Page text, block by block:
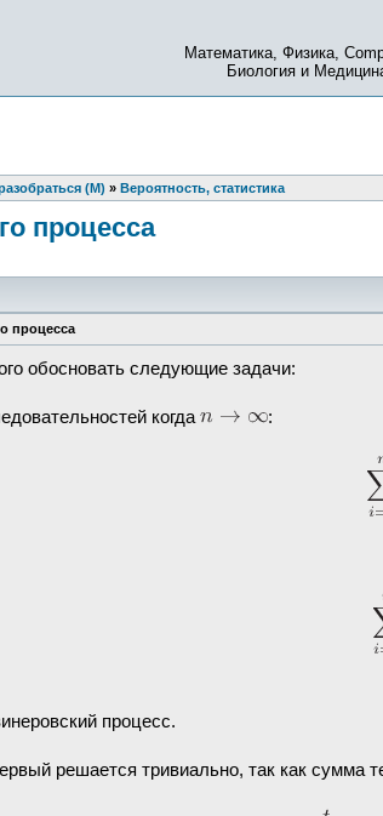
Математика, Физика,
Биология и
(М) » Вероятность, статистика
процесса
процесса
обосновать следующие задачи:
когда :
процесс.
решается тривиально, так как сумма